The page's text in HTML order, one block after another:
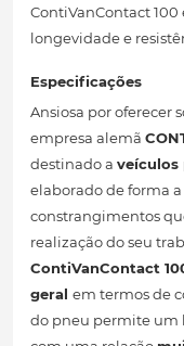
ContiVanContact 100
longevidade e
Especificações
Ansiosa por oferecer
empresa alemã
destinado a veículos
elaborado de forma a
constrangimentos
realização do seu
ContiVanContact
geral em termos de
do pneu permite um